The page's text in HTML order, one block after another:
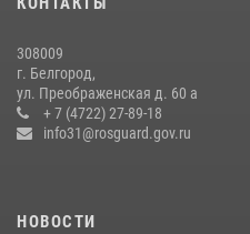
Белгородские росгвардейцы
кражи из магазина
14 июля 2026, 07:13
308009
г. Белгород,
ул. Преображенская д. 60 а
+ 7 (4722) 27-89-18
info31@rosguard.gov.ru
НОВОСТИ